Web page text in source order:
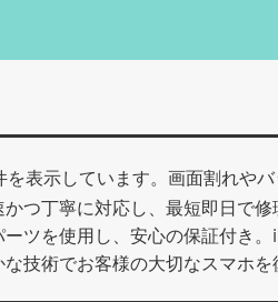
表示しています。画面割れやバ
つ丁寧に対応し、最短即日で修
ツを使用し、安心の保証付き。
技術でお客様の大切なスマホを